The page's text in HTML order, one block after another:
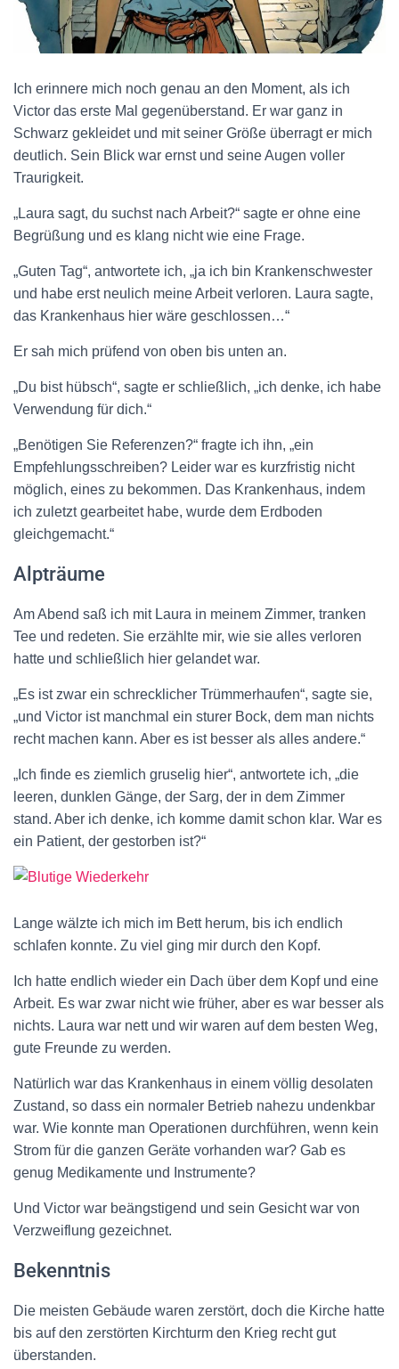
Ich erinnere mich noch genau an den Moment, als ich
Victor das erste Mal gegenüberstand. Er war ganz in
Schwarz gekleidet und mit seiner Größe überragt er mich
deutlich. Sein Blick war ernst und seine Augen voller
Traurigkeit.
„Laura sagt, du suchst nach Arbeit?“ sagte er ohne eine
Begrüßung und es klang nicht wie eine Frage.
„Guten Tag“, antwortete ich, „ja ich bin Krankenschwester
und habe erst neulich meine Arbeit verloren. Laura sagte,
das Krankenhaus hier wäre geschlossen…“
Er sah mich prüfend von oben bis unten an.
„Du bist hübsch“, sagte er schließlich, „ich denke, ich habe
Verwendung für dich.“
„Benötigen Sie Referenzen?“ fragte ich ihn, „ein
Empfehlungsschreiben? Leider war es kurzfristig nicht
möglich, eines zu bekommen. Das Krankenhaus, indem
ich zuletzt gearbeitet habe, wurde dem Erdboden
gleichgemacht.“
Alpträume
Am Abend saß ich mit Laura in meinem Zimmer, tranken
Tee und redeten. Sie erzählte mir, wie sie alles verloren
hatte und schließlich hier gelandet war.
„Es ist zwar ein schrecklicher Trümmerhaufen“, sagte sie,
„und Victor ist manchmal ein sturer Bock, dem man nichts
recht machen kann. Aber es ist besser als alles andere.“
„Ich finde es ziemlich gruselig hier“, antwortete ich, „die
leeren, dunklen Gänge, der Sarg, der in dem Zimmer
stand. Aber ich denke, ich komme damit schon klar. War es
ein Patient, der gestorben ist?“
Lange wälzte ich mich im Bett herum, bis ich endlich
schlafen konnte. Zu viel ging mir durch den Kopf.
Ich hatte endlich wieder ein Dach über dem Kopf und eine
Arbeit. Es war zwar nicht wie früher, aber es war besser als
nichts. Laura war nett und wir waren auf dem besten Weg,
gute Freunde zu werden.
Natürlich war das Krankenhaus in einem völlig desolaten
Zustand, so dass ein normaler Betrieb nahezu undenkbar
war. Wie konnte man Operationen durchführen, wenn kein
Strom für die ganzen Geräte vorhanden war? Gab es
genug Medikamente und Instrumente?
Und Victor war beängstigend und sein Gesicht war von
Verzweiflung gezeichnet.
Bekenntnis
Die meisten Gebäude waren zerstört, doch die Kirche hatte
bis auf den zerstörten Kirchturm den Krieg recht gut
überstanden.